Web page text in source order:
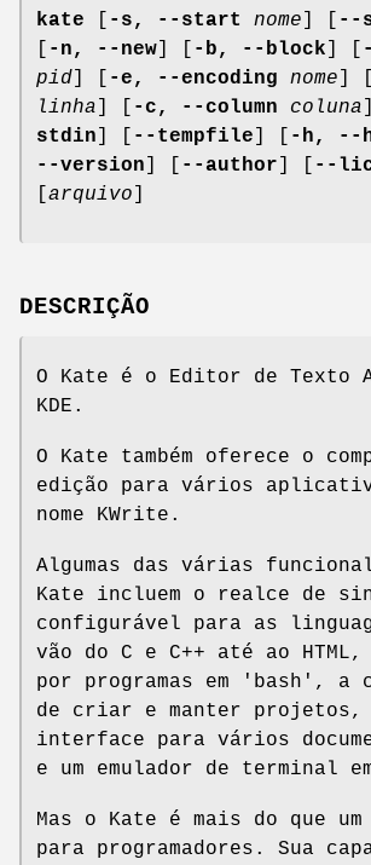
kate -s, --start nome --
-n, --new -b, --block
pid
-e, --encoding nome
linha
-c, --column coluna
stdin
--tempfile -h, --
--version
--author --
arquivo
DESCRIÇÃO
O Kate é o Editor de Texto
KDE.
O Kate também oferece o
edição para vários
nome KWrite.
Algumas das várias
Kate incluem o realce de
configurável para as
vão do C e C++ até ao HTML,
por programas em 'bash', a
de criar e manter projetos,
interface para vários
e um emulador de terminal
Mas o Kate é mais do que
para programadores. Sua